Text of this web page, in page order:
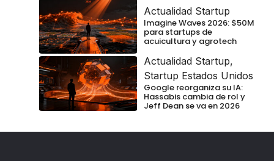
Actualidad Startup
Imagine Waves 2026: $50M
para startups de
acuicultura y agrotech
Actualidad Startup,
Startup Estados Unidos
Google reorganiza su IA:
Hassabis cambia de rol y
Jeff Dean se va en 2026